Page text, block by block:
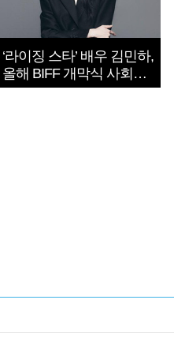
‘라이징 스타’ 배우 김민하,
올해 BIFF 개막식 사회자
확정